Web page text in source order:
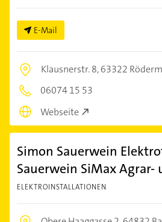
E-Mail
Klausnerstr. 8,63322
06074 15 53
Webseite
Simon Sauerwein
Sauerwein SiMax Agrar-
ELEKTROINSTALLATIONEN